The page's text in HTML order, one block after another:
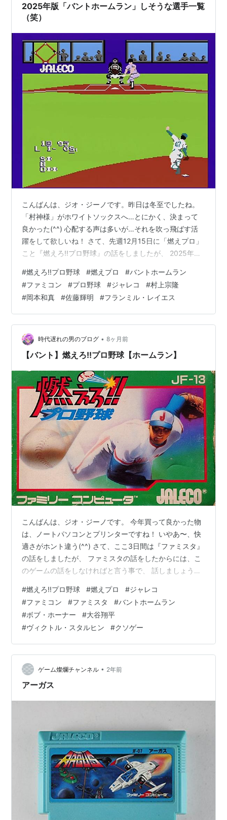
2025年版「バントホームラン」しそうな選手一覧
（笑）
こんばんは、ジオ・ジーノです。昨日は冬至でしたね。
「村神様」がホワイトソックスへ…とにかく、決まって
良かった(^^) 心配する声は多いが…それを吹っ飛ばす活
躍をして欲しいね！ さて、先週12月15日に「燃えプロ」
こと『燃えろ!!プロ野球』の話をしましたが、 2025年の
ン」しそうか、 ここに挙げてみたいと思います（笑） 行
くぜ！バントホームラン！！（笑）
#燃えろ!!プロ野球 #燃えプロ #バントホームラン
#ファミコン #プロ野球 #ジャレコ #村上宗隆
#岡本和真 #佐藤輝明 #フランミル・レイエス
時代遅れの男のブログ • 8ヶ月前
【バント】燃えろ!!プロ野球【ホームラン】
こんばんは、ジオ・ジーノです。 今年買って良かった物
は、ノートパソコンとプリンターですね！ いやあ〜、快
適さがホント違う(^^) さて、ここ3日間は『ファミスタ』
の話をしましたが、 ファミスタの話をしたからには、こ
のゲームの話をしなければと言う事で、 話しましょう…
野球』（ジャレコ）
#燃えろ!!プロ野球 #燃えプロ #ジャレコ
#ファミコン #ファミスタ #バントホームラン
#ボブ・ホーナー #大谷翔平
#ヴィクトル・スタルヒン #クソゲー
ゲーム燦爛チャンネル • 2年前
アーガス